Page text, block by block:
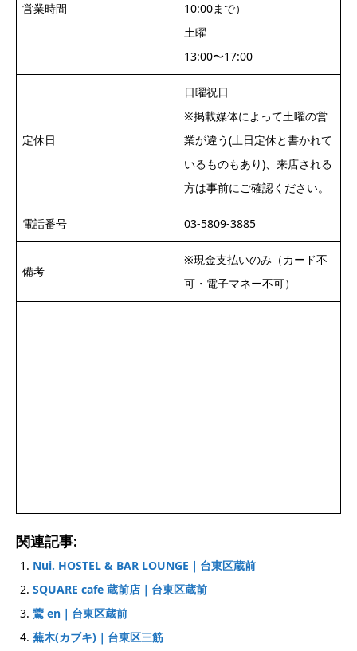
営業時間
10:00まで）
土曜
13:00〜17:00
定休日
日曜祝日
※掲載媒体によって土曜の営
業が違う(土日定休と書かれて
いるものもあり)、来店される
方は事前にご確認ください。
電話番号 03-5809-3885
備考
※現金支払いのみ（カード不
可・電子マネー不可）
関連記事:
Nui. HOSTEL & BAR LOUNGE｜台東区蔵前
SQUARE cafe 蔵前店｜台東区蔵前
鷰 en｜台東区蔵前
蕪木(カブキ)｜台東区三筋